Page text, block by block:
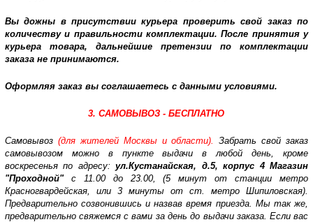
Вы дожны в присутствии курьера проверить свой заказ по
количеству и правильности комплектации. После принятия у
курьера товара, дальнейшие претензии по комплектации
заказа не принимаются.
Оформляя заказ вы соглашаетесь с данными условиями.
3. САМОВЫВОЗ - БЕСПЛАТНО
Самовывоз (для жителей Москвы и области). Забрать свой заказ
самовывозом можно в пункте выдачи в любой день, кроме
воскресенья по адресу:ул.Кустанайская, д.5, корпус 4 Магазин
"Проходной"с 11.00 до 23.00, (5 минут от станции метро
Красногвардейская, или 3 минуты от ст. метро Шипиловская).
Предварительно созвонившись и назвав время приезда. Мы так же,
предварительно свяжемся с вами за день до выдачи заказа. Если вас